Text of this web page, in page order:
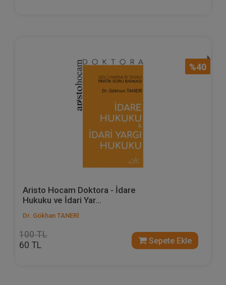
%40
Aristo Hocam Doktora - İdare
Hukuku ve İdari Yar...
Dr. Gökhan TANERİ
100 TL
60 TL Sepete Ekle